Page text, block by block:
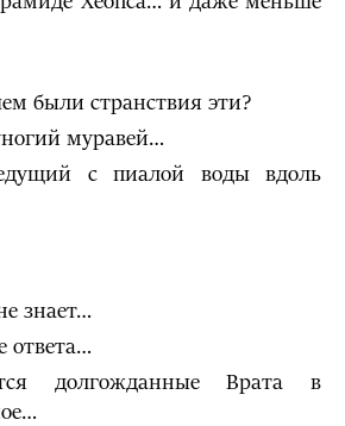
были странствия эти?
муравей…
с пиалой воды вдоль
знает…
ответа…
долгожданные Врата в